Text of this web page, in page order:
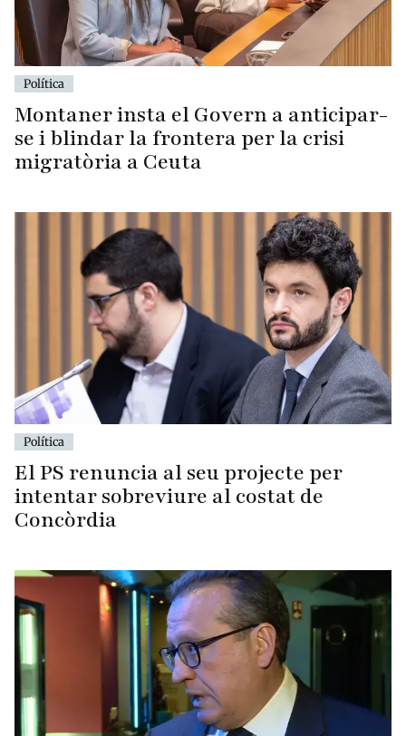
Política
Montaner insta el Govern a anticipar-
se i blindar la frontera per la crisi
migratòria a Ceuta
Política
El PS renuncia al seu projecte per
intentar sobreviure al costat de
Concòrdia